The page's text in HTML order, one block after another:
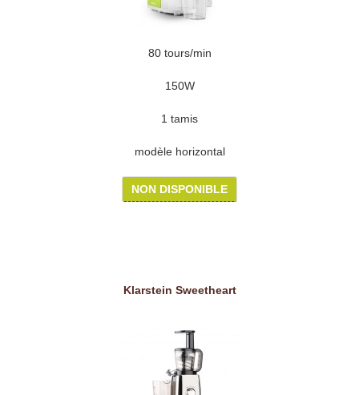
80 tours/min
150W
1 tamis
modèle horizontal
NON DISPONIBLE
Klarstein Sweetheart